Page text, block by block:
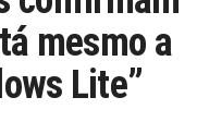
mesmo a
Lite”